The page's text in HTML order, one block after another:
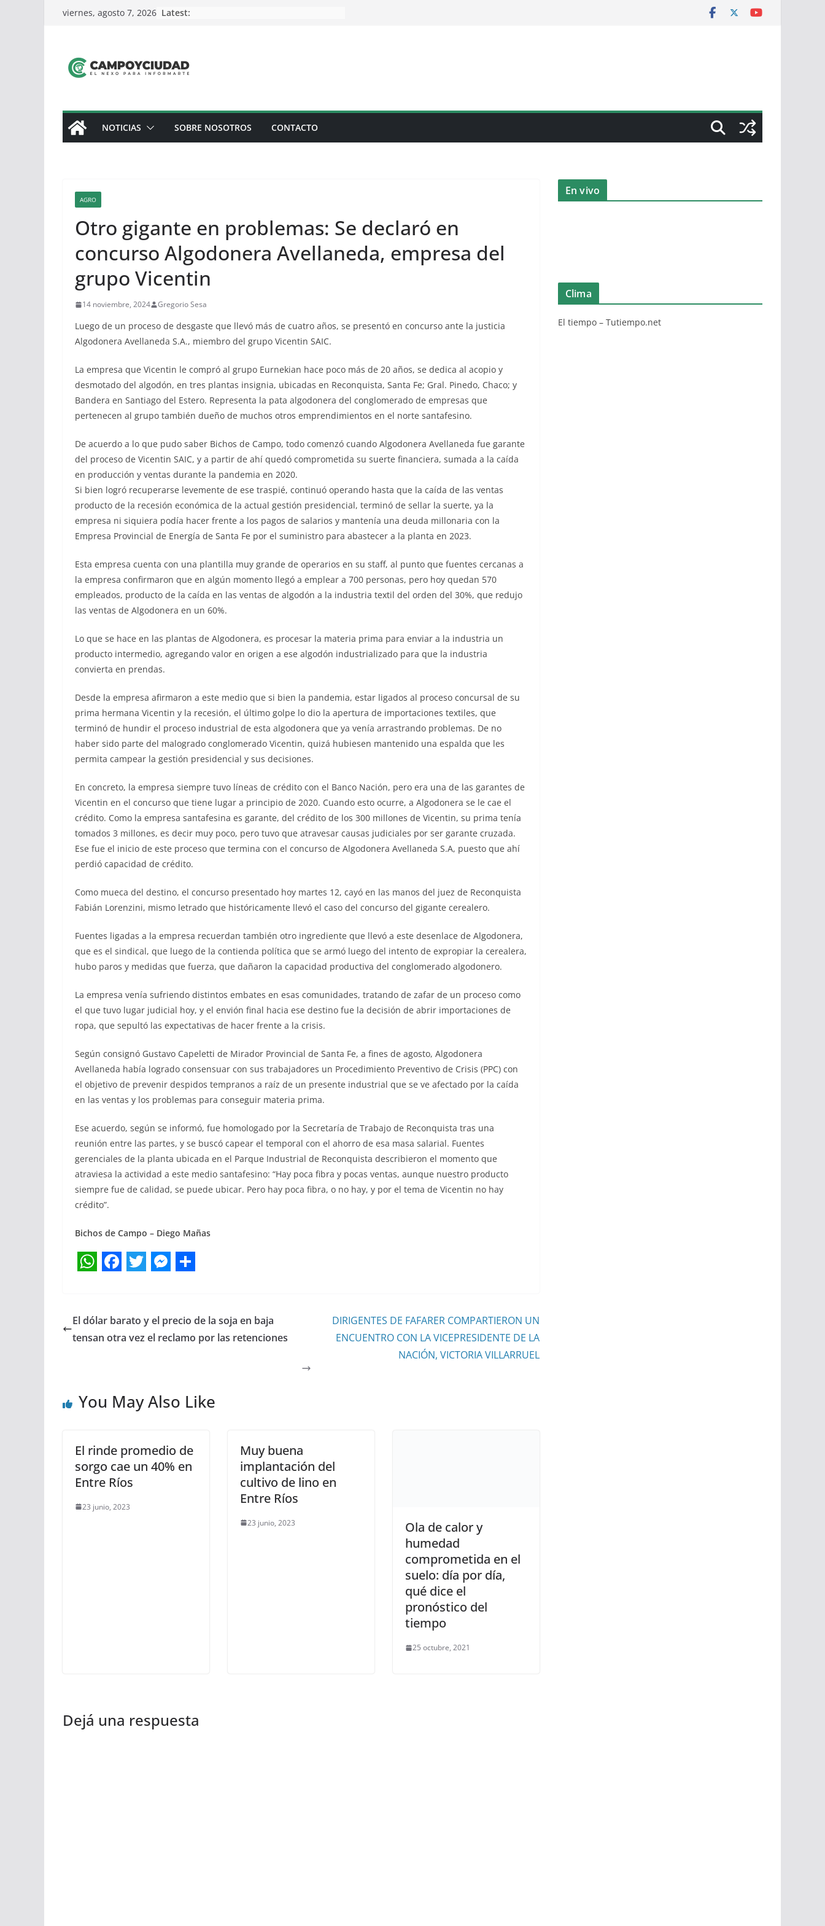
viernes, agosto 7, 2026 Latest:
NOTICIAS SOBRE NOSOTROS CONTACTO
AGRO
Otro gigante en problemas: Se declaró en
concurso Algodonera Avellaneda, empresa del
grupo Vicentin
14 noviembre, 2024 Gregorio Sesa
Luego de un proceso de desgaste que llevó más de cuatro años, se presentó en concurso ante la justicia
Algodonera Avellaneda S.A., miembro del grupo Vicentin SAIC.
La empresa que Vicentin le compró al grupo Eurnekian hace poco más de 20 años, se dedica al acopio y
desmotado del algodón, en tres plantas insignia, ubicadas en Reconquista, Santa Fe; Gral. Pinedo, Chaco; y
Bandera en Santiago del Estero. Representa la pata algodonera del conglomerado de empresas que
pertenecen al grupo también dueño de muchos otros emprendimientos en el norte santafesino.
De acuerdo a lo que pudo saber Bichos de Campo, todo comenzó cuando Algodonera Avellaneda fue garante
del proceso de Vicentin SAIC, y a partir de ahí quedó comprometida su suerte financiera, sumada a la caída
en producción y ventas durante la pandemia en 2020.
Si bien logró recuperarse levemente de ese traspié, continuó operando hasta que la caída de las ventas
producto de la recesión económica de la actual gestión presidencial, terminó de sellar la suerte, ya la
empresa ni siquiera podía hacer frente a los pagos de salarios y mantenía una deuda millonaria con la
Empresa Provincial de Energía de Santa Fe por el suministro para abastecer a la planta en 2023.
Esta empresa cuenta con una plantilla muy grande de operarios en su staff, al punto que fuentes cercanas a
la empresa confirmaron que en algún momento llegó a emplear a 700 personas, pero hoy quedan 570
empleados, producto de la caída en las ventas de algodón a la industria textil del orden del 30%, que redujo
las ventas de Algodonera en un 60%.
Lo que se hace en las plantas de Algodonera, es procesar la materia prima para enviar a la industria un
producto intermedio, agregando valor en origen a ese algodón industrializado para que la industria
convierta en prendas.
Desde la empresa afirmaron a este medio que si bien la pandemia, estar ligados al proceso concursal de su
prima hermana Vicentin y la recesión, el último golpe lo dio la apertura de importaciones textiles, que
terminó de hundir el proceso industrial de esta algodonera que ya venía arrastrando problemas. De no
haber sido parte del malogrado conglomerado Vicentin, quizá hubiesen mantenido una espalda que les
permita campear la gestión presidencial y sus decisiones.
En concreto, la empresa siempre tuvo líneas de crédito con el Banco Nación, pero era una de las garantes de
Vicentin en el concurso que tiene lugar a principio de 2020. Cuando esto ocurre, a Algodonera se le cae el
crédito. Como la empresa santafesina es garante, del crédito de los 300 millones de Vicentin, su prima tenía
tomados 3 millones, es decir muy poco, pero tuvo que atravesar causas judiciales por ser garante cruzada.
Ese fue el inicio de este proceso que termina con el concurso de Algodonera Avellaneda S.A, puesto que ahí
perdió capacidad de crédito.
Como mueca del destino, el concurso presentado hoy martes 12, cayó en las manos del juez de Reconquista
Fabián Lorenzini, mismo letrado que históricamente llevó el caso del concurso del gigante cerealero.
Fuentes ligadas a la empresa recuerdan también otro ingrediente que llevó a este desenlace de Algodonera,
que es el sindical, que luego de la contienda política que se armó luego del intento de expropiar la cerealera,
hubo paros y medidas que fuerza, que dañaron la capacidad productiva del conglomerado algodonero.
La empresa venía sufriendo distintos embates en esas comunidades, tratando de zafar de un proceso como
el que tuvo lugar judicial hoy, y el envión final hacia ese destino fue la decisión de abrir importaciones de
ropa, que sepultó las expectativas de hacer frente a la crisis.
Según consignó Gustavo Capeletti de Mirador Provincial de Santa Fe, a fines de agosto, Algodonera
Avellaneda había logrado consensuar con sus trabajadores un Procedimiento Preventivo de Crisis (PPC) con
el objetivo de prevenir despidos tempranos a raíz de un presente industrial que se ve afectado por la caída
en las ventas y los problemas para conseguir materia prima.
Ese acuerdo, según se informó, fue homologado por la Secretaría de Trabajo de Reconquista tras una
reunión entre las partes, y se buscó capear el temporal con el ahorro de esa masa salarial. Fuentes
gerenciales de la planta ubicada en el Parque Industrial de Reconquista describieron el momento que
atraviesa la actividad a este medio santafesino: “Hay poca fibra y pocas ventas, aunque nuestro producto
siempre fue de calidad, se puede ubicar. Pero hay poca fibra, o no hay, y por el tema de Vicentin no hay
crédito”.
Bichos de Campo – Diego Mañas
a
t
p
c
e
o
i
t
r
s
s
g
a
r
El dólar barato y el precio de la soja en baja
tensan otra vez el reclamo por las retenciones
DIRIGENTES DE FAFARER COMPARTIERON UN
ENCUENTRO CON LA VICEPRESIDENTE DE LA
NACIÓN, VICTORIA VILLARRUEL
You May Also Like
El rinde promedio de
sorgo cae un 40% en
Entre Ríos
23 junio, 2023
Muy buena
implantación del
cultivo de lino en
Entre Ríos
23 junio, 2023
Ola de calor y
humedad
comprometida en el
suelo: día por día,
qué dice el
pronóstico del
tiempo
25 octubre, 2021
Dejá una respuesta
En vivo
Clima
El tiempo – Tutiempo.net